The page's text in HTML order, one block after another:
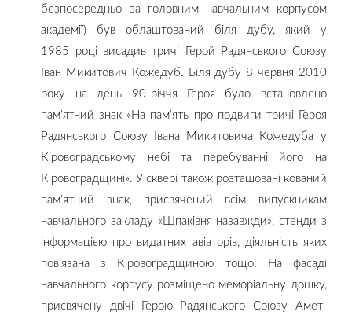
безпосередньо за головним навчальним корпусом
академії) був облаштований біля дубу, який у
1985 році висадив тричі Герой Радянського Союзу
Іван Микитович Кожедуб. Біля дубу 8 червня 2010
року на день 90-річчя Героя було встановлено
пам’ятний знак «На пам’ять про подвиги тричі Героя
Радянського Союзу Івана Микитовича Кожедуба у
Кіровоградському небі та перебуванні його на
Кіровоградщині». У сквері також розташовані кований
пам’ятний знак, присвячений всім випускникам
навчального закладу «Шпаківня назавжди», стенди з
інформацією про видатних авіаторів, діяльність яких
пов’язана з Кіровоградщиною тощо. На фасаді
навчального корпусу розміщено меморіальну дошку,
присвячену двічі Герою Радянського Союзу Амет-